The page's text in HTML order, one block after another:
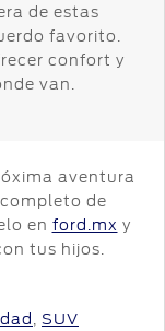
de estas
favorito.
confort y
van.
aventura
de
en ford.mx y
tus hijos.
, SUV